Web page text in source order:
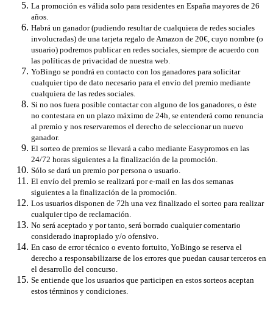
La promoción es válida solo para residentes en España mayores de 26
años.
Habrá un ganador (pudiendo resultar de cualquiera de redes sociales
involucradas) de una tarjeta regalo de Amazon de 20€, cuyo nombre (o
usuario) podremos publicar en redes sociales, siempre de acuerdo con
las políticas de privacidad de nuestra web.
YoBingo se pondrá en contacto con los ganadores para solicitar
cualquier tipo de dato necesario para el envío del premio mediante
cualquiera de las redes sociales.
Si no nos fuera posible contactar con alguno de los ganadores, o éste
no contestara en un plazo máximo de 24h, se entenderá como renuncia
al premio y nos reservaremos el derecho de seleccionar un nuevo
ganador.
El sorteo de premios se llevará a cabo mediante Easypromos en las
24/72 horas siguientes a la finalización de la promoción.
Sólo se dará un premio por persona o usuario.
El envío del premio se realizará por e-mail en las dos semanas
siguientes a la finalización de la promoción.
Los usuarios disponen de 72h una vez finalizado el sorteo para realizar
cualquier tipo de reclamación.
No será aceptado y por tanto, será borrado cualquier comentario
considerado inapropiado y/o ofensivo.
En caso de error técnico o evento fortuito, YoBingo se reserva el
derecho a responsabilizarse de los errores que puedan causar terceros en
el desarrollo del concurso.
Se entiende que los usuarios que participen en estos sorteos aceptan
estos términos y condiciones.